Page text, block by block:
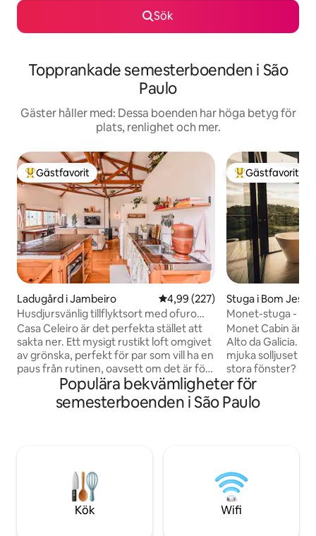
Sök
Topprankade semesterboenden i São
Paulo
Gäster håller med: Dessa boenden har höga betyg för
plats, renlighet och mer.
Populär gästfavorit
Gästfavorit
Ladugård i Jambeiro 4,99 av 5 i genomsnittligt
4,99 (227)
Husdjursvänlig tillflyktsort med ofuro
och natur
Casa Celeiro är det perfekta stället att
sakta ner. Ett mysigt rustikt loft omgivet
av grönska, perfekt för par som vill ha en
paus från rutinen, oavsett om det är för
en speciell helg eller en mini-utflykt mitt i
ofuro-bubbelpoolen med
är den perfekta flykten för att byta miljö
utan att resa långt, återansluta med ditt
husdjur vid din sida.
Populär
Gästfavorit
Stuga i Bom
Monet-stuga -
Monet Cabin är
Alto da Galicia.
mjuka solljuset
stora fönster? Monet ger utsikt över
naturen, en
alla årstider, ett
utsikt, en
utrymme
komfort, skönhet
och upplev detta
Populära bekvämligheter för
semesterboenden i São Paulo
Kök Wifi